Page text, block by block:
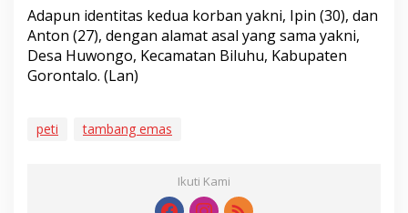
Adapun identitas kedua korban yakni, Ipin (30), dan
Anton (27), dengan alamat asal yang sama yakni,
Desa Huwongo, Kecamatan Biluhu, Kabupaten
Gorontalo. (Lan)
peti tambang emas
Ikuti Kami